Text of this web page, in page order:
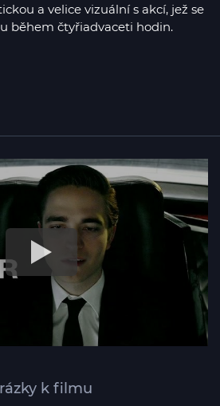
a velice vizuální s akcí, jež se
během čtyřiadvaceti hodin.
k filmu